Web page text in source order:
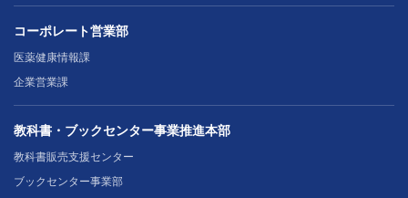
コーポレート営業部
医薬健康情報課
企業営業課
教科書・ブックセンター事業推進本部
教科書販売支援センター
ブックセンター事業部